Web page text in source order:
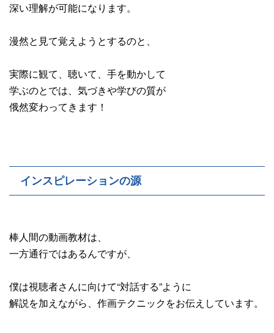
深い理解が可能になります。
漫然と見て覚えようとするのと、
実際に観て、聴いて、手を動かして
学ぶのとでは、気づきや学びの質が
俄然変わってきます！
インスピレーションの源
棒人間の動画教材は、
一方通行ではあるんですが、
僕は視聴者さんに向けて“対話する”ように
解説を加えながら、作画テクニックをお伝えしています。